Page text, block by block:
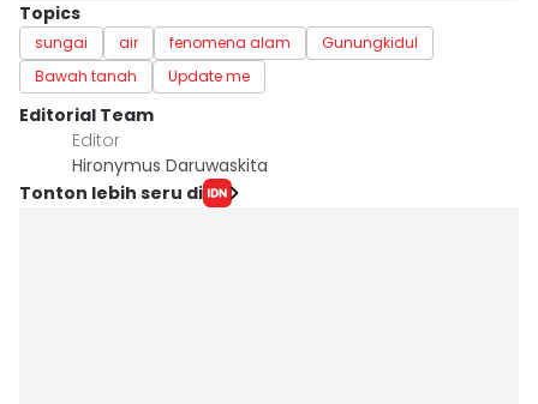
Topics
sungai air fenomena alam
Gunungkidul
Bawah tanah
Update me
Editorial Team
Editor
Hironymus Daruwaskita
Tonton lebih seru di